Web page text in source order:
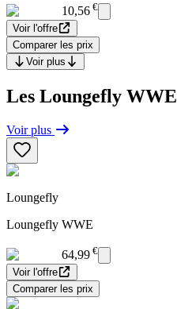
10,56 €
Voir l'offre
Comparer les prix
Voir plus
Les Loungefly WWE
Voir plus
Loungefly
Loungefly WWE
64,99 €
Voir l'offre
Comparer les prix